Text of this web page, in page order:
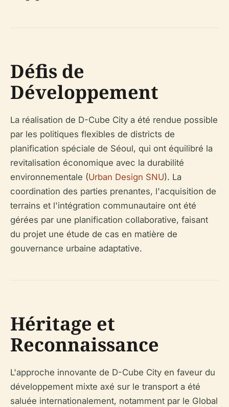
Défis de
Développement
La réalisation de D-Cube City a été rendue possible
par les politiques flexibles de districts de
planification spéciale de Séoul, qui ont équilibré la
revitalisation économique avec la durabilité
environnementale (Urban Design SNU). La
coordination des parties prenantes, l'acquisition de
terrains et l'intégration communautaire ont été
gérées par une planification collaborative, faisant
du projet une étude de cas en matière de
gouvernance urbaine adaptative.
Héritage et
Reconnaissance
L'approche innovante de D-Cube City en faveur du
développement mixte axé sur le transport a été
saluée internationalement, notamment par le Global